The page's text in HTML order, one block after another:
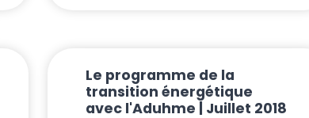
Le programme de la
transition énergétique
avec l'Aduhme | Juillet 2018